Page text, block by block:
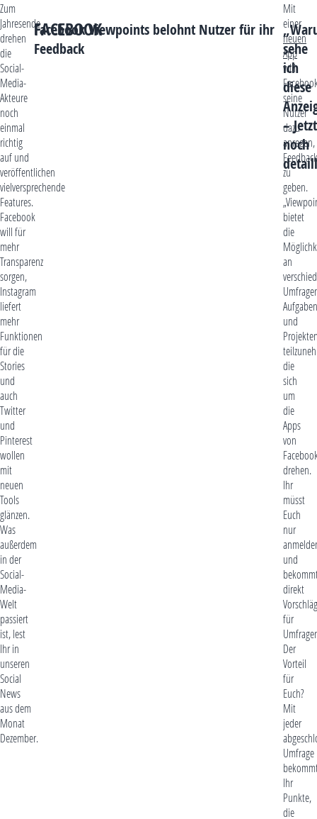
Zum
Jahresende
drehen
die
Social-
Media-
Akteure
noch
einmal
richtig
auf und
veröffentlichen
vielversprechende
Features.
Facebook
will für
mehr
Transparenz
sorgen,
Instagram
liefert
mehr
Funktionen
für die
Stories
und
auch
Twitter
und
Pinterest
wollen
mit
neuen
Tools
glänzen.
Was
außerdem
in der
Social-
Media-
Welt
passiert
ist, lest
Ihr in
unseren
Social
News
aus dem
Monat
Dezember.
FACEBOOK
Facebook Viewpoints belohnt Nutzer für ihr
Feedback
Mit
einer
neuen
App
will
seine
Nutzer
dazu
anregen,
Feedback
zu
geben.
bietet
die
an
Aufgaben
und
die
sich
um
die
Apps
von
drehen.
Ihr
müsst
Euch
nur
und
direkt
für
Der
Vorteil
für
Euch?
Mit
jeder
Umfrage
Ihr
Punkte,
die
sehe
ich
diese
– Jetzt
noch